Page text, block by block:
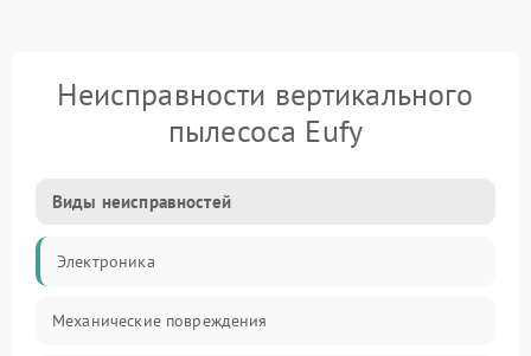
Неисправности вертикального
пылесоса Eufy
Виды неисправностей
Электроника
Механические повреждения